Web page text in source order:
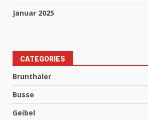
Januar 2025
CATEGORIES
Brunthaler
Busse
Geibel